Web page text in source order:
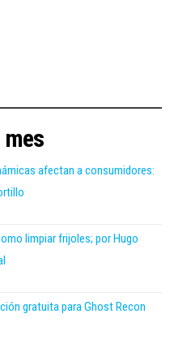
afectan a consumidores:
limpiar frijoles; por Hugo
gratuita para Ghost Recon